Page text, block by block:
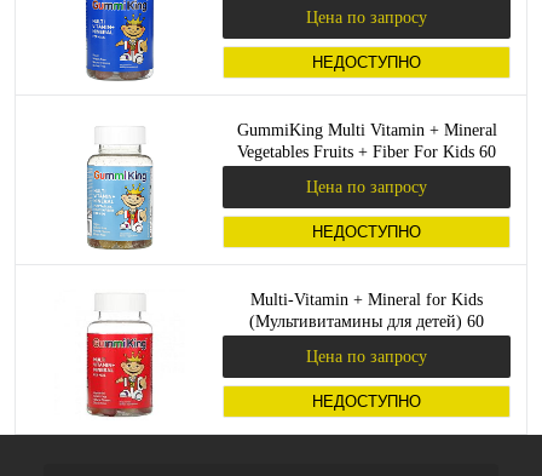
Цена по запросу
НЕДОСТУПНО
GummiKing Multi Vitamin + Mineral
Vegetables Fruits + Fiber For Kids 60
Цена по запросу
НЕДОСТУПНО
Multi-Vitamin + Mineral for Kids
(Мультивитамины для детей) 60
Цена по запросу
НЕДОСТУПНО